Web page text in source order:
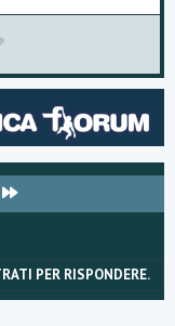
o
w
n
v
o
t
e
PER RISPONDERE.